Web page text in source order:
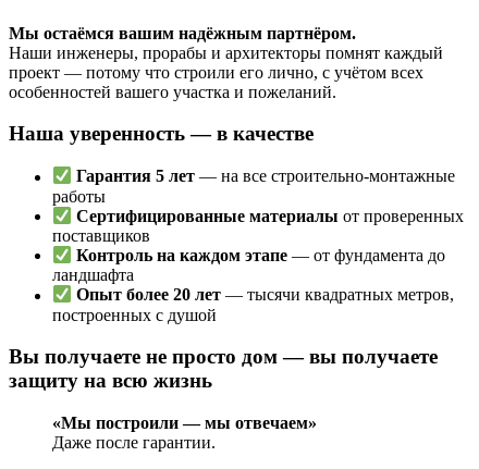
Мы остаёмся вашим надёжным партнёром.
Наши инженеры, прорабы и архитекторы помнят каждый
проект — потому что строили его лично, с учётом всех
особенностей вашего участка и пожеланий.
Наша уверенность — в качестве
Гарантия 5 лет — на все строительно-монтажные
работы
Сертифицированные материалы от проверенных
поставщиков
Контроль на каждом этапе — от фундамента до
ландшафта
Опыт более 20 лет — тысячи квадратных метров,
построенных с душой
Вы получаете не просто дом — вы получаете
защиту на всю жизнь
«Мы построили — мы отвечаем»
Даже после гарантии.